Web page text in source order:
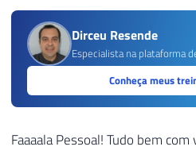
Dirceu Resende
Especialista na plataforma
Conheça meus
Faaaala Pessoal! Tudo bem com